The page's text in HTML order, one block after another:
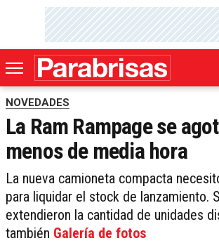
NOVEDADES
La Ram Rampage se
menos de media hora
La nueva camioneta compacta
para liquidar el stock de lanzamiento.
extendieron la cantidad de unidades
también Galería de fotos